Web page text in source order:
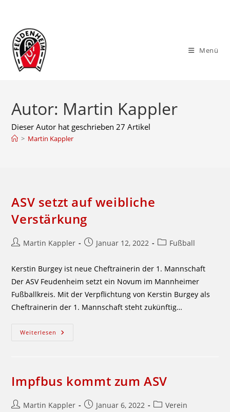
springen
Menü
Autor: Martin Kappler
Dieser Autor hat geschrieben 27 Artikel
> Martin Kappler
ASV setzt auf weibliche
Verstärkung
Beitrags-
Martin Kappler
BeitragJanuar 12, 2022
Beitrags-
Fußball
Kerstin Burgey ist neue Cheftrainerin der 1. Mannschaft
Der ASV Feudenheim setzt ein Novum im Mannheimer
Fußballkreis. Mit der Verpflichtung von Kerstin Burgey als
Cheftrainerin der 1. Mannschaft steht zukünftig…
Weiterlesen ASV
Impfbus kommt zum ASV
Beitrags-
Martin Kappler
BeitragJanuar 6, 2022
Beitrags-
Verein